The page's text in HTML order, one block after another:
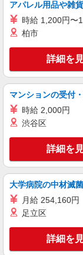
正社員
ぽっぽ保育所
セントスタッフ株
キー
アパレル用品や雑
時給 1,200円〜
柏市
詳細を
マンションの受付
時給 2,000円
渋谷区
詳細を
大学病院の中材滅菌
月給 254,160円
足立区
詳細を